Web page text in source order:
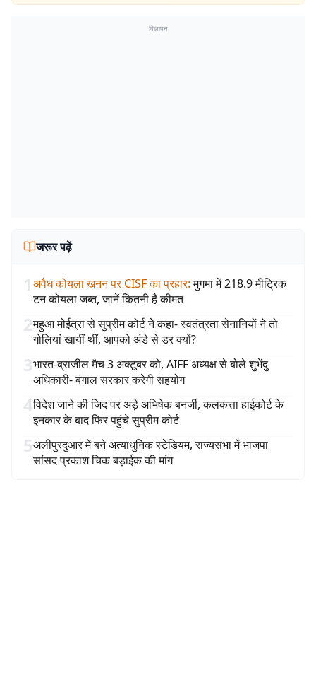
विज्ञापन
जरूर पढ़ें
1अवैध कोयला खनन पर CISF का प्रहार: मुगमा में 218.9 मीट्रिक
टन कोयला जब्त, जानें कितनी है कीमत
2महुआ मोईत्रा से सुप्रीम कोर्ट ने कहा- स्वतंत्रता सेनानियों ने तो
गोलियां खायीं थीं, आपको अंडे से डर क्यों?
3भारत-ब्राजील मैच 3 अक्टूबर को, AIFF अध्यक्ष से बोले शुभेंदु
अधिकारी- बंगाल सरकार करेगी सहयोग
4विदेश जाने की जिद पर अड़े अभिषेक बनर्जी, कलकत्ता हाईकोर्ट के
इनकार के बाद फिर पहुंचे सुप्रीम कोर्ट
5अलीपुरदुआर में बने अत्याधुनिक स्टेडियम, राज्यसभा में भाजपा
सांसद प्रकाश चिक बड़ाईक की मांग